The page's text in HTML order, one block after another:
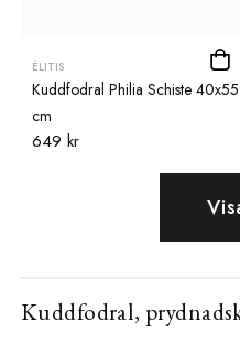
ÉLITIS
Kuddfodral Philia Schiste 40x55
cm
649 kr
Kuddfodral,